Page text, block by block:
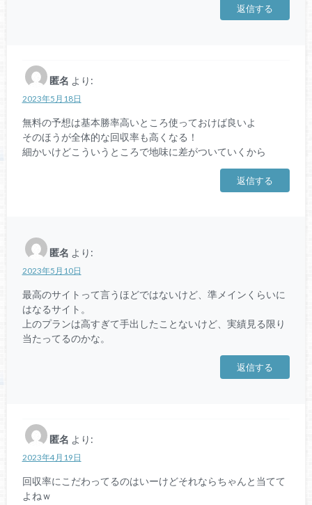
返信する
匿名 より:
2023年5月18日
無料の予想は基本勝率高いところ使っておけば良いよ
そのほうが全体的な回収率も高くなる！
細かいけどこういうところで地味に差がついていくから
返信する
匿名 より:
2023年5月10日
最高のサイトって言うほどではないけど、準メインくらいに
はなるサイト。
上のプランは高すぎて手出したことないけど、実績見る限り
当たってるのかな。
返信する
匿名 より:
2023年4月19日
回収率にこだわってるのはいーけどそれならちゃんと当てて
よねｗ